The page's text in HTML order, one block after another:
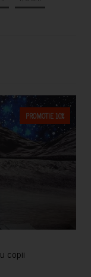
PROMOTIE 10%
copii